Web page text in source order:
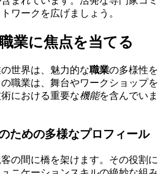
ワークを広げましょう。
業に焦点を当てる
世界は、魅力的な職業の多様性を
職業は、舞台やワークショップを
における重要な機能を含んでいま
ための多様なプロフィール
の間に橋を架けます。その役割に